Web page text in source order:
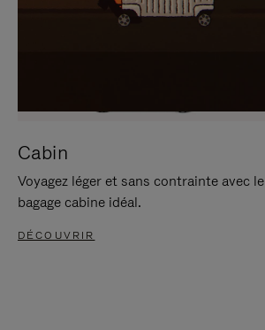
PAUSE
SON
Cabin
Voyagez léger et sans contrainte avec le
bagage cabine idéal.
DÉCOUVRIR